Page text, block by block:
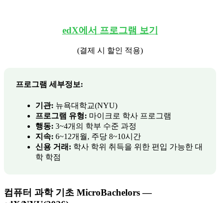
edX에서 프로그램 보기
(결제 시 할인 적용)
프로그램 세부정보:
기관: 뉴욕대학교(NYU)
프로그램 유형: 마이크로 학사 프로그램
행동: 3~4개의 학부 수준 과정
지속: 6~12개월, 주당 8~10시간
신용 거래: 학사 학위 취득을 위한 편입 가능한 대
학 학점
컴퓨터 과학 기초 MicroBachelors —